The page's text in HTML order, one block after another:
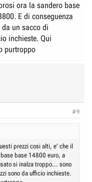
ora la sandero base
E di conseguenza
un sacco di
inchieste. Qui
purtroppo
#9
prezzi cosi alti, e' che il
base 14800 euro, a
si inalza troppo... sono
sono da ufficio inchieste.